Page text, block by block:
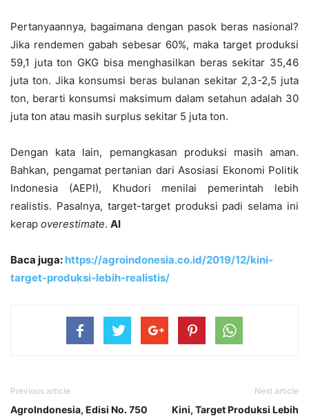
Pertanyaannya, bagaimana dengan pasok beras nasional?
Jika rendemen gabah sebesar 60%, maka target produksi
59,1 juta ton GKG bisa menghasilkan beras sekitar 35,46
juta ton. Jika konsumsi beras bulanan sekitar 2,3-2,5 juta
ton, berarti konsumsi maksimum dalam setahun adalah 30
juta ton atau masih surplus sekitar 5 juta ton.
Dengan kata lain, pemangkasan produksi masih aman.
Bahkan, pengamat pertanian dari Asosiasi Ekonomi Politik
Indonesia (AEPI), Khudori menilai pemerintah lebih
realistis. Pasalnya, target-target produksi padi selama ini
kerap overestimate. AI
Baca juga: https://agroindonesia.co.id/2019/12/kini-
target-produksi-lebih-realistis/
Previous article
AgroIndonesia, Edisi No. 750
Next article
Kini, Target Produksi Lebih